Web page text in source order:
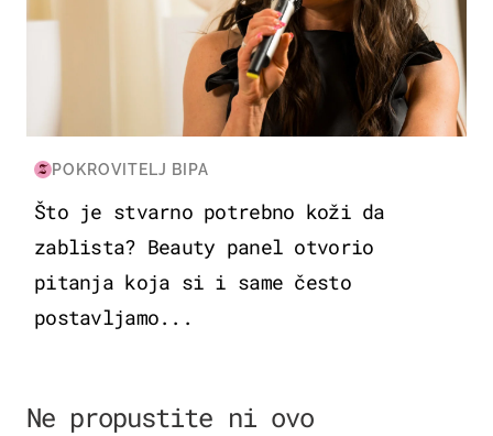
POKROVITELJ BIPA
Što je stvarno potrebno koži da
zablista? Beauty panel otvorio
pitanja koja si i same često
postavljamo...
Ne propustite ni ovo